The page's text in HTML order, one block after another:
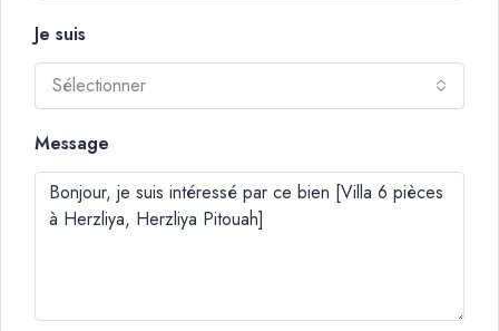
Je suis
Sélectionner
Message